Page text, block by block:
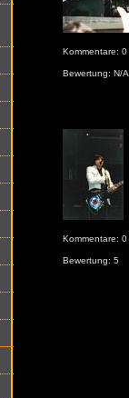
Kommentare: 0
Bewertung: N/A
Kommentare: 0
Bewertung: 5